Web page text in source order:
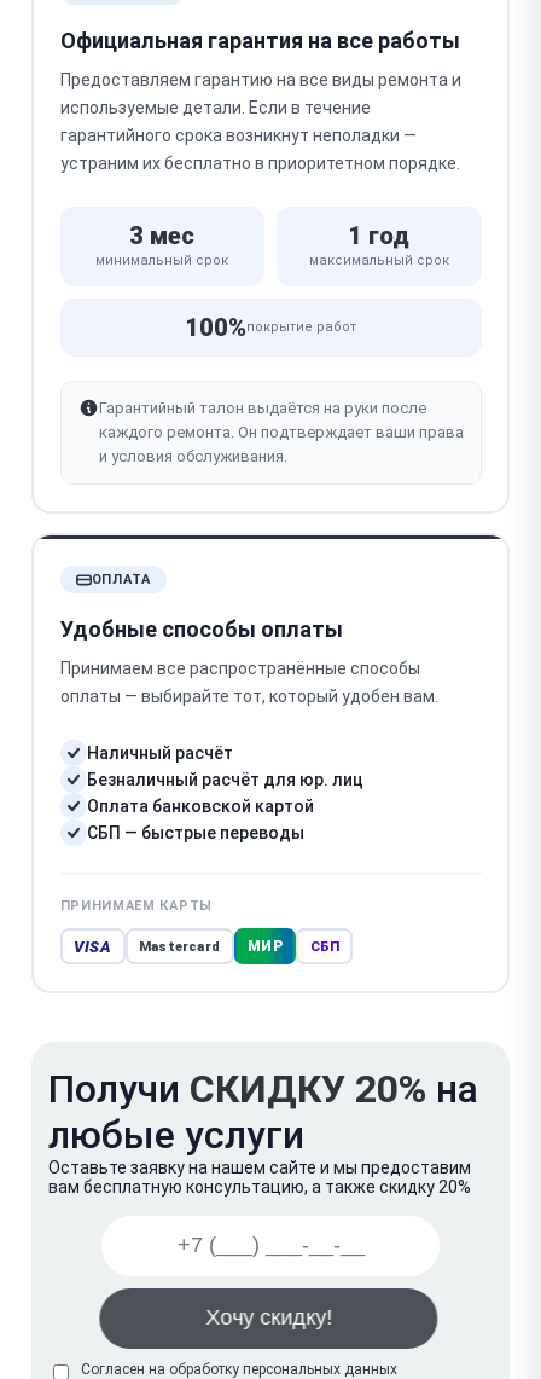
Официальная гарантия на все работы
Предоставляем гарантию на все виды ремонта и
используемые детали. Если в течение
гарантийного срока возникнут неполадки —
устраним их бесплатно в приоритетном порядке.
3 мес
минимальный срок
1 год
максимальный срок
100%покрытие работ
Гарантийный талон выдаётся на руки после
каждого ремонта. Он подтверждает ваши права
и условия обслуживания.
ОПЛАТА
Удобные способы оплаты
Принимаем все распространённые способы
оплаты — выбирайте тот, который удобен вам.
Наличный расчёт
Безналичный расчёт для юр. лиц
Оплата банковской картой
СБП — быстрые переводы
ПРИНИМАЕМ КАРТЫ
VISA Mastercard МИР СБП
Получи СКИДКУ 20% на
любые услуги
Оставьте заявку на нашем сайте и мы предоставим
вам бесплатную консультацию, а также скидку 20%
Согласен на обработку персональных данных